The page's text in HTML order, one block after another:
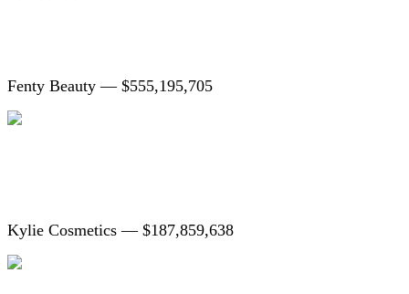
Fenty Beauty — $555,195,705
Kylie Cosmetics — $187,859,638